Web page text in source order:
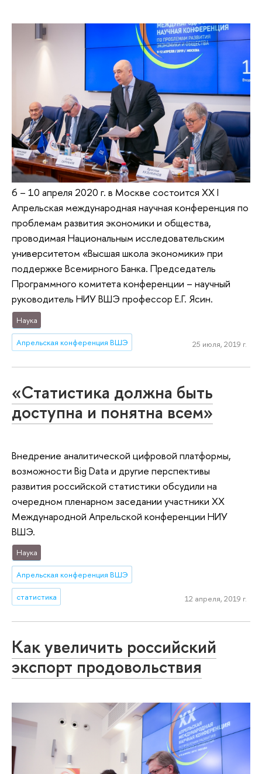
6 – 10 апреля 2020 г. в Москве состоится XX I
Апрельская международная научная конференция по
проблемам развития экономики и общества,
проводимая Национальным исследовательским
университетом «Высшая школа экономики» при
поддержке Всемирного Банка. Председатель
Программного комитета конференции – научный
руководитель НИУ ВШЭ профессор Е.Г. Ясин.
Наука
Апрельская конференция ВШЭ 25 июля, 2019 г.
«Статистика должна быть
доступна и понятна всем»
Внедрение аналитической цифровой платформы,
возможности Big Data и другие перспективы
развития российской статистики обсудили на
очередном пленарном заседании участники ХХ
Международной Апрельской конференции НИУ
ВШЭ.
Наука
Апрельская конференция ВШЭ
статистика 12 апреля, 2019 г.
Как увеличить российский
экспорт продовольствия